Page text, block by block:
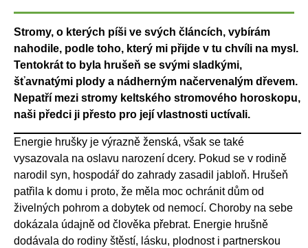
Stromy, o kterých píši ve svých článcích, vybírám
nahodile, podle toho, který mi přijde v tu chvíli na mysl.
Tentokrát to byla hrušeň se svými sladkými,
šťavnatými plody a nádherným načervenalým dřevem.
Nepatří mezi stromy keltského stromového horoskopu,
naši předci ji přesto pro její vlastnosti uctívali.
Energie hrušky je výrazně ženská, však se také
vysazovala na oslavu narození dcery. Pokud se v rodině
narodil syn, hospodář do zahrady zasadil jabloň. Hrušeň
patřila k domu i proto, že měla moc ochránit dům od
živelných pohrom a dobytek od nemocí. Choroby na sebe
dokázala údajně od člověka přebrat. Energie hrušně
dodávala do rodiny štěstí, lásku, plodnost i partnerskou